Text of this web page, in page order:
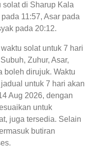
solat di Sharup Kala
11:57, Asar pada
pada 20:12.
solat untuk 7 hari
Zuhur, Asar,
boleh dirujuk. Waktu
untuk 7 hari akan
Aug 2026, dengan
untuk
juga tersedia. Selain
butiran